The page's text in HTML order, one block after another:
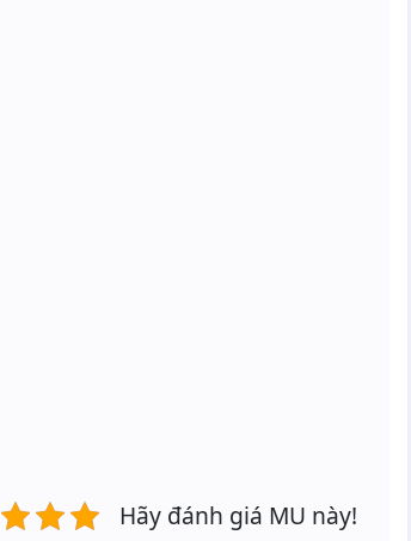
Hãy đánh giá MU này!